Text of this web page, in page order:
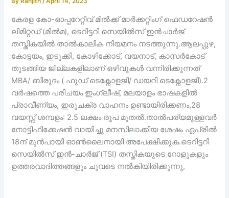
കേരള കോ-ഓപ്പറേറ്റീവ് മിൽക്ക് മാർക്കറ്റിംഗ് ഫെഡറേഷൻ
ലിമിറ്റഡ് (മിൽമ), ടെറിട്ടറി സെയിൽസ് ഇൻചാർജ്
തസ്തികയിൽ താൽകാലിക നിയമനം നടത്തുന്നു.ആലപ്പുഴ,
കോട്ടയം, ഇടുക്കി, കോഴിക്കോട്, വയനാട്, കാസർകോട്
തുടങ്ങിയ ജില്ലകളിലാണ് ഒഴിവുകൾ വന്നിരിക്കുന്നത്
MBA/ ബിരുദം ( ഫുഡ് ടെക്നോളജി/ ഡയറി ടെക്നോളജി).2
വർഷത്തെ പരിചയം ഇംഗ്ലീഷ്, മലയാളം ഭാഷകളിൽ
പ്രാവീണ്യം, ഇരുചക്ര വാഹനം ഉണ്ടായിരിക്കണം,28
വയസ്സ് ശമ്പളം: 2.5 ലക്ഷം രൂപ മുതൽ.താൽപര്യമുള്ളവർ
നോട്ടിഫിക്കേഷൻ വായിച്ചു മനസിലാക്കിയ ശേഷം ഏപ്രിൽ
18ന് മുൻപായി ഓൺലൈനായി അപേക്ഷിക്കുക.ടെറിട്ടറി
സെയിൽസ് ഇൻ-ചാർജ് (TSI) തസ്തികയുടെ റോളുകളും
ഉത്തരവാദിത്തങ്ങളും ചുവടെ നൽകിയിരിക്കുന്നു,